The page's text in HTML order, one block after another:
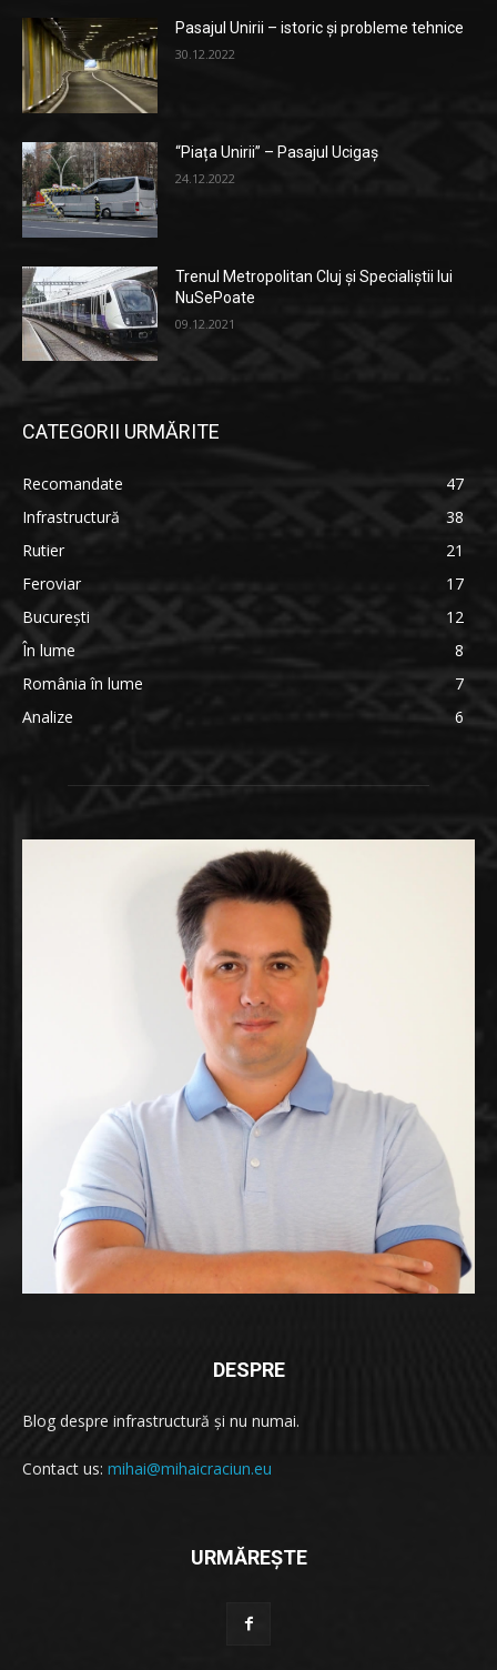
Pasajul Unirii – istoric și probleme tehnice
30.12.2022
“Piața Unirii” – Pasajul Ucigaș
24.12.2022
Trenul Metropolitan Cluj și Specialiștii lui
NuSePoate
09.12.2021
CATEGORII URMĂRITE
Recomandate
47
Infrastructură
38
Rutier
21
Feroviar
17
București
12
În lume
8
România în lume
7
Analize
6
DESPRE
Blog despre infrastructură și nu numai.
Contact us: mihai@mihaicraciun.eu
URMĂREȘTE